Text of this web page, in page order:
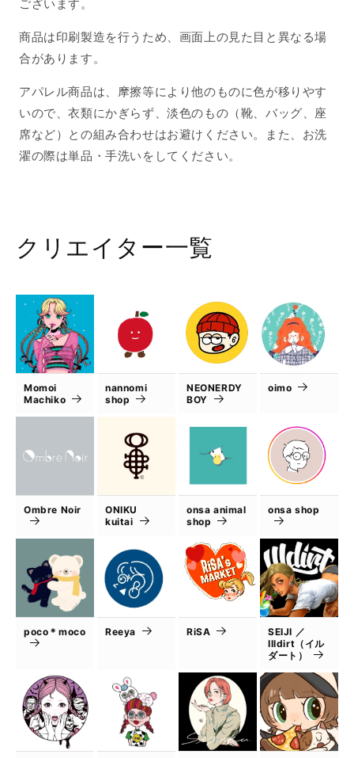
ございます。
商品は印刷製造を行うため、画面上の見た目と異なる場
合があります。
アパレル商品は、摩擦等により他のものに色が移りやす
いので、衣類にかぎらず、淡色のもの（靴、バッグ、座
席など）との組み合わせはお避けください。また、お洗
濯の際は単品・手洗いをしてください。
クリエイター一覧
Momoi
Machiko
nannomi
shop
NEONERDY
BOY
oimo
Ombre Noir
ONIKU
kuitai
onsa animal
shop
onsa shop
poco＊moco Reeya RiSA
SEIJI ／
Illdirt（イル
ダート）